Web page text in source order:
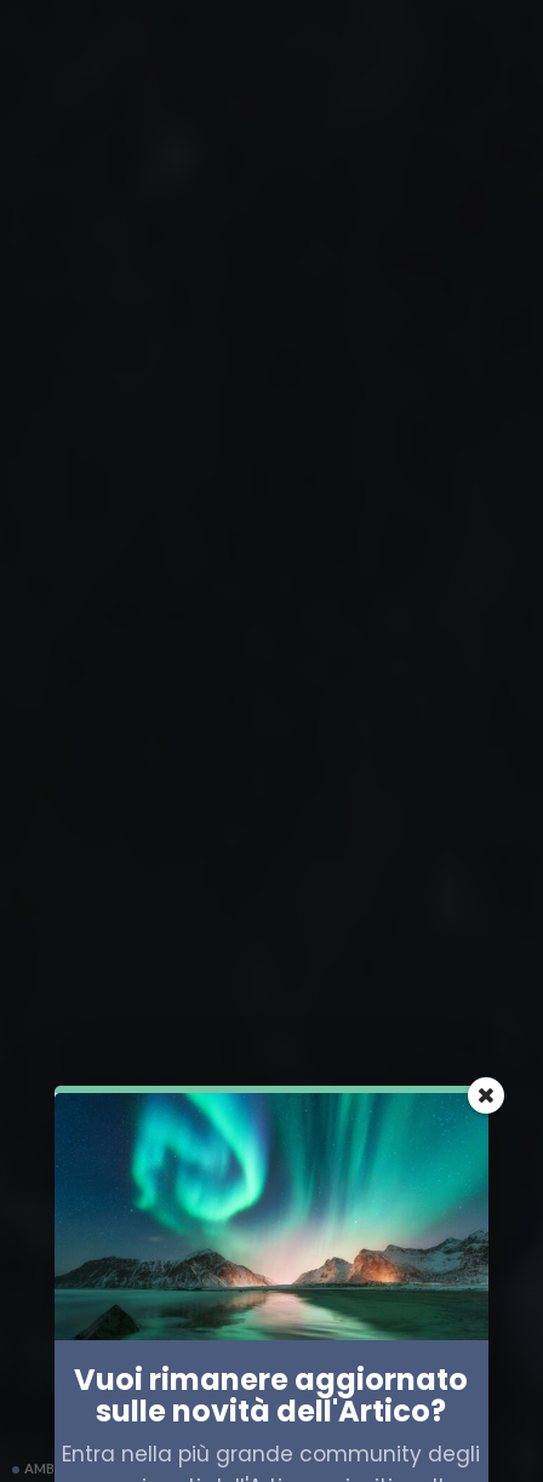
AMBIENTE ARTICO SCIENZA
Vuoi rimanere aggiornato
sulle novità dell'Artico?
Entra nella più grande community degli